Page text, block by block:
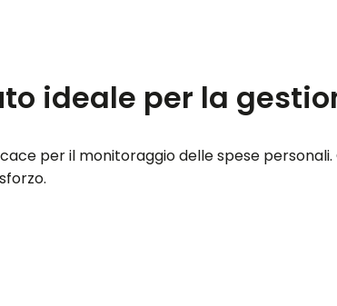
ideale per la
per il monitoraggio delle spese